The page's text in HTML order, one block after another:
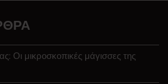
Οι μικροσκοπικές μάγισσες της